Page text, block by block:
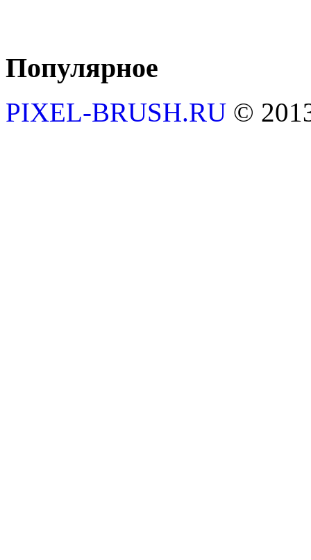
Популярное
PIXEL-BRUSH.RU ©